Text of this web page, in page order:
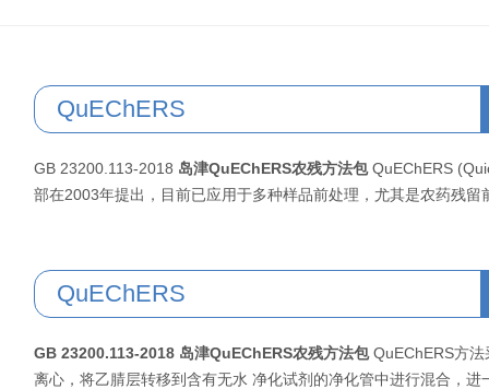
QuEChERS
GB 23200.113-2018 岛津QuEChERS农残方法包 QuEChERS
部在2003年提出，目前已应用于多种样品前处理，尤其是农药残
QuEChERS
GB 23200.113-2018 岛津QuEChERS农残方法包QuEChERS方法
离心，将乙腈层转移到含有无水 净化试剂的净化管中进行混合，